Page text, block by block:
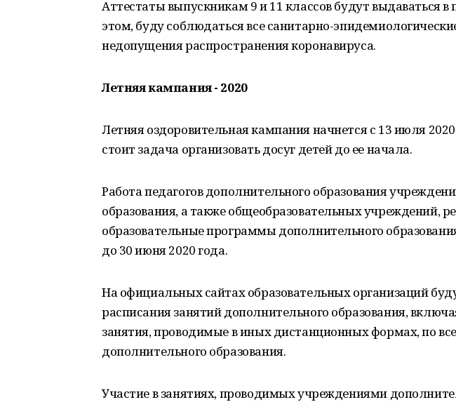
Аттестаты выпускникам 9 и 11 классов будут выдаваться
этом, буду соблюдаться все санитарно-
недопущения распространения коронавируса.
Летняя кампания - 2020
Летняя оздоровительная кампания начнется с 13 июля
стоит задача организовать досуг детей до ее начала.
Работа педагогов дополнительного образования
образования, а также общеобразовательных учреждений,
образовательные программы дополнительного
до 30 июня 2020 года.
На официальных сайтах образовательных организаций
расписания занятий дополнительного образования,
занятия, проводимые в иных дистанционных формах, по
дополнительного образования.
Участие в занятиях, проводимых учреждениями